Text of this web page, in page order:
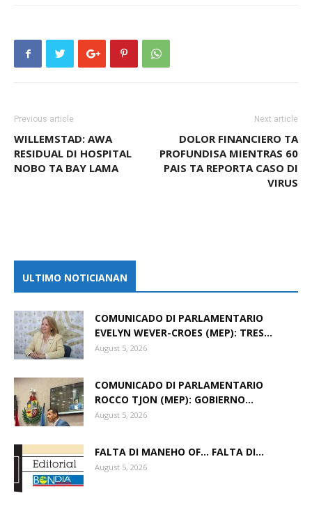
Previous article
WILLEMSTAD: AWA
RESIDUAL DI HOSPITAL
NOBO TA BAY LAMA
Next article
DOLOR FINANCIERO TA
PROFUNDISA MIENTRAS 60
PAIS TA REPORTA CASO DI
VIRUS
ULTIMO NOTICIANAN
COMUNICADO DI PARLAMENTARIO
EVELYN WEVER-CROES (MEP): TRES...
August 5, 2026
COMUNICADO DI PARLAMENTARIO
ROCCO TJON (MEP): GOBIERNO...
August 5, 2026
FALTA DI MANEHO OF… FALTA DI...
August 5, 2026